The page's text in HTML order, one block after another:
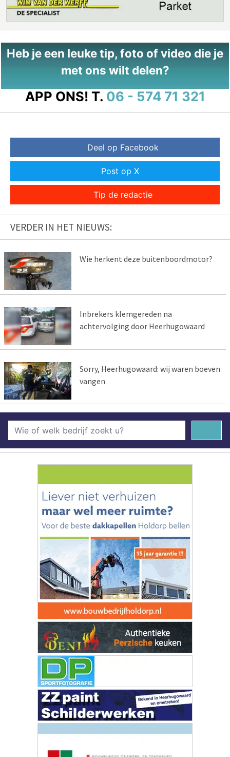
Heb je een leuke tip, foto of video die je
met ons wilt delen?
APP ONS! T. 06 - 574 71 321
Deel op Facebook
Post op X
Tip de redactie
VERDER IN HET NIEUWS:
Wie herkent deze buitenboordmotor?
Inbrekers klemgereden na
achtervolging door Heerhugowaard
Sorry, Heerhugowaard: wij waren boeven
vangen